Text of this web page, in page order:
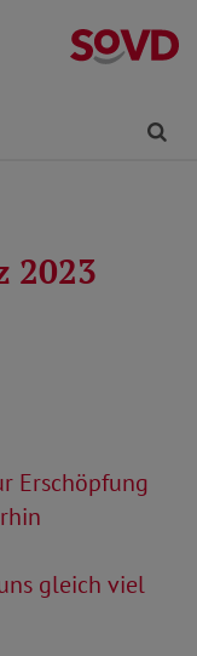
2023
Erschöpfung
gleich viel